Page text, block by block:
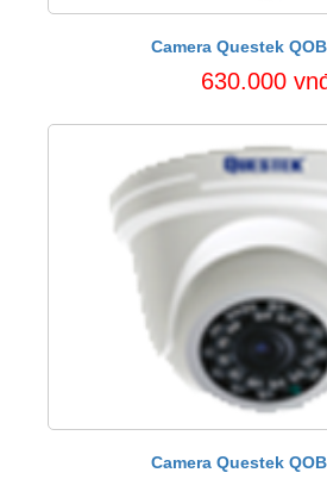
Camera Questek
630.000
Camera Questek